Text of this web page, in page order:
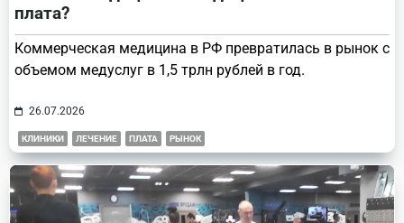
плата?
Коммерческая медицина в РФ превратилась в рынок с
объемом медуслуг в 1,5 трлн рублей в год.
26.07.2026
КЛИНИКИ ЛЕЧЕНИЕ ПЛАТА РЫНОК